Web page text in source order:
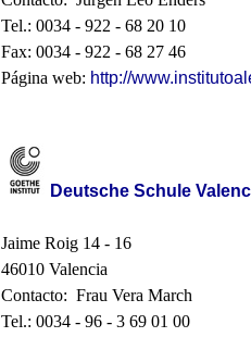
Tel.: 0034 - 922 - 68 20 10
Fax: 0034 - 922 - 68 27 46
Página web: http://
Deutsche Schule
Jaime Roig 14 - 16
46010 Valencia
Contacto: Frau Vera March
Tel.: 0034 - 96 - 3 69 01 00